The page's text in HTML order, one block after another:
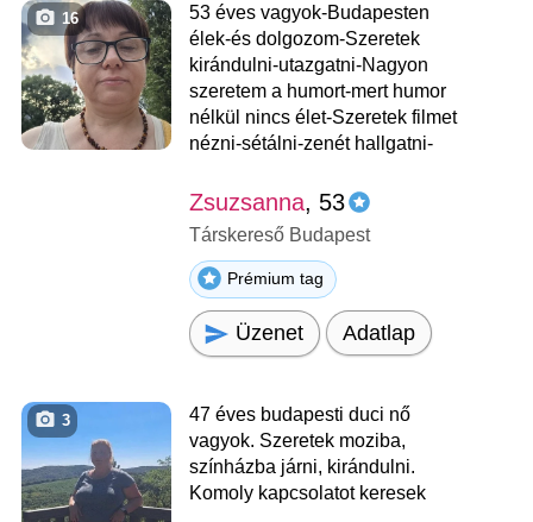
16
53 éves vagyok-Budapesten
élek-és dolgozom-Szeretek
kirándulni-utazgatni-Nagyon
szeretem a humort-mert humor
nélkül nincs élet-Szeretek filmet
nézni-sétálni-zenét hallgatni-
Zsuzsanna, 53
Társkereső Budapest
Prémium tag
Üzenet Adatlap
3
47 éves budapesti duci nő
vagyok. Szeretek moziba,
színházba járni, kirándulni.
Komoly kapcsolatot keresek